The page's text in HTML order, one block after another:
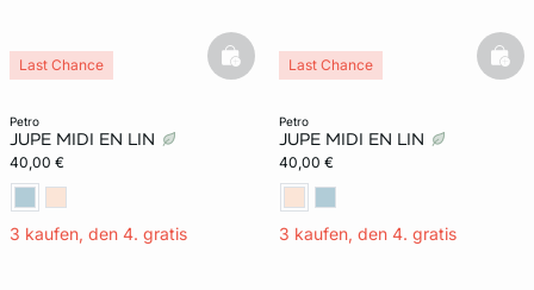
petro
JUPE MIDI EN LIN
40,00 €
3 kaufen, den 4. gratis
Last Chance basketfull
petro
JUPE MIDI EN LIN
40,00 €
3 kaufen, den 4. gratis
Last Chance